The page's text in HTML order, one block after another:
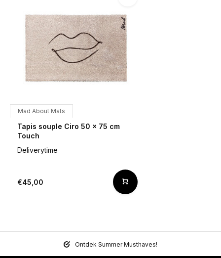
Mad About Mats
Tapis souple Ciro 50 x 75 cm
Touch
Deliverytime
€45,00
Ontdek Summer Musthaves!